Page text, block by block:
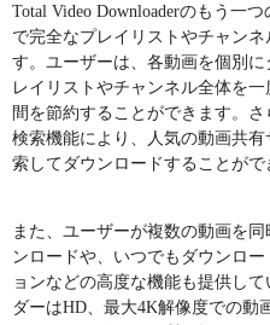
Total Video Downloaderのもう一
で完全なプレイリストやチャン
す。ユーザーは、各動画を個別
レイリストやチャンネル全体を
間を節約することができます。
検索機能により、人気の動画共
索してダウンロードすることがで
また、ユーザーが複数の動画を
ンロードや、いつでもダウンロ
ョンなどの高度な機能も提供し
ダーはHD、最大4K解像度での動